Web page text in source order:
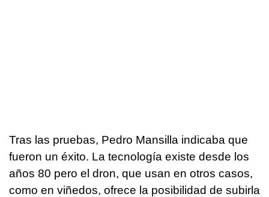
Tras las pruebas, Pedro Mansilla indicaba que
fueron un éxito. La tecnología existe desde los
años 80 pero el dron, que usan en otros casos,
como en viñedos, ofrece la posibilidad de subirla